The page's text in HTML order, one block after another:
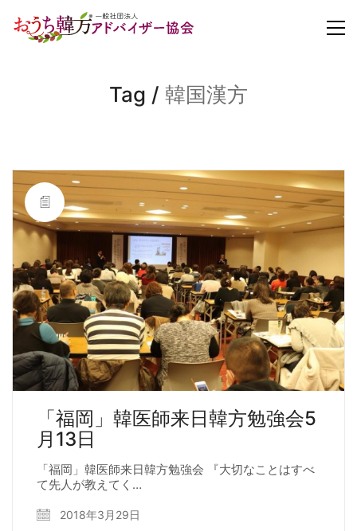
Tag / 韓国漢方
「福岡」韓医師来日韓方勉強会5
月13日
「福岡」韓医師来日韓方勉強会 『大切なことはすべ
て先人が教えてく…
2018年3月29日